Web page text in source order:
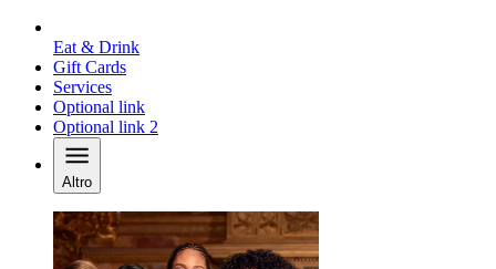
Eat & Drink
Gift Cards
Services
Optional link
Optional link 2
Altro